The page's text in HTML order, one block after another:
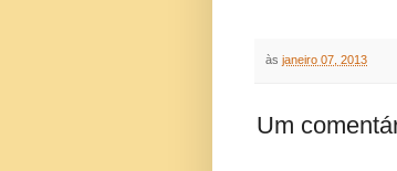
às janeiro 07, 2013
Um